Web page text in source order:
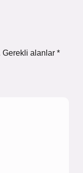
Gerekli alanlar *